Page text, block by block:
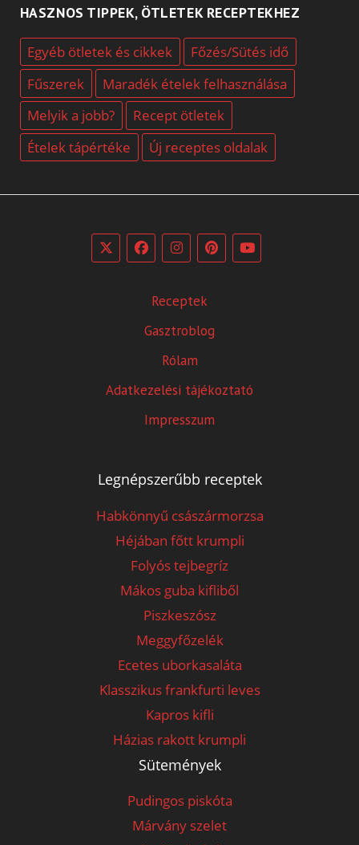
HASZNOS TIPPEK, ÖTLETEK RECEPTEKHEZ
Egyéb ötletek és cikkek
Főzés/Sütés idő
Fűszerek
Maradék ételek felhasználása
Melyik a jobb?
Recept ötletek
Ételek tápértéke
Új receptes oldalak
Receptek
Gasztroblog
Rólam
Adatkezelési tájékoztató
Impresszum
Legnépszerűbb receptek
Habkönnyű császármorzsa
Héjában főtt krumpli
Folyós tejbegríz
Mákos guba kifliből
Piszkeszósz
Meggyfőzelék
Ecetes uborkasaláta
Klasszikus frankfurti leves
Kapros kifli
Házias rakott krumpli
Sütemények
Pudingos piskóta
Márvány szelet